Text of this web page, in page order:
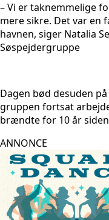
– Vi er taknemmelige
mere sikre. Det var en
havnen, siger Natalia
Søspejdergruppe
Dagen bød desuden
gruppen fortsat
brændte for 10 år
ANNONCE